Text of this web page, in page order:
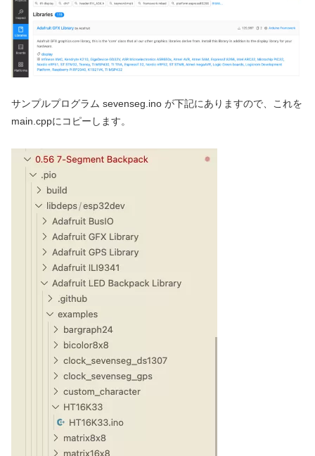
サンプルプログラム sevenseg.ino が下記にありますので、これを
main.cppにコピーします。